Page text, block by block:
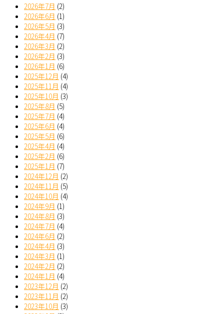
2026年7月 (2)
2026年6月 (1)
2026年5月 (3)
2026年4月 (7)
2026年3月 (2)
2026年2月 (3)
2026年1月 (6)
2025年12月 (4)
2025年11月 (4)
2025年10月 (3)
2025年8月 (5)
2025年7月 (4)
2025年6月 (4)
2025年5月 (6)
2025年4月 (4)
2025年2月 (6)
2025年1月 (7)
2024年12月 (2)
2024年11月 (5)
2024年10月 (4)
2024年9月 (1)
2024年8月 (3)
2024年7月 (4)
2024年6月 (2)
2024年4月 (3)
2024年3月 (1)
2024年2月 (2)
2024年1月 (4)
2023年12月 (2)
2023年11月 (2)
2023年10月 (3)